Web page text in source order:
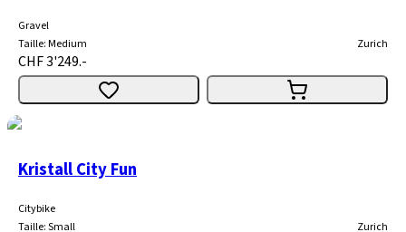
Gravel
Taille:Medium Zurich
CHF 3'249.-
Kristall City Fun
Citybike
Taille:Small Zurich